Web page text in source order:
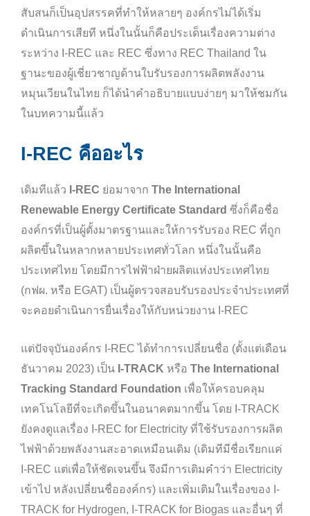
สับสนก็เป็นอุปสรรคที่ทำให้หลายๆ องค์กรไม่ได้เริ่ม
ดำเนินการเสียที หนึ่งในนั้นก็คือประเด็นเรื่องความต่าง
ระหว่าง I-REC และ REC ซึ่งทาง REC Thailand ใน
ฐานะของผู้เชี่ยวชาญด้านใบรับรองการผลิตพลังงาน
หมุนเวียนในไทย ก็ได้นำคำอธิบายแบบง่ายๆ มาให้ชมกัน
ในบทความนี้แล้ว
I-REC คืออะไร
เดิมทีแล้ว I-REC ย่อมาจาก The International
Renewable Energy Certificate Standard ซึ่งก็คือชื่อ
องค์กรที่เป็นผู้ตั้งมาตรฐานและให้การรับรอง REC ที่ถูก
ผลิตขึ้นในหลากหลายประเทศทั่วโลก หนึ่งในนั้นคือ
ประเทศไทย โดยมีการไฟฟ้าฝ่ายผลิตแห่งประเทศไทย
(กฟผ. หรือ EGAT) เป็นผู้ตรวจสอบรับรองประจำประเทศที่
จะคอยดำเนินการยื่นเรื่องให้กับหน่วยงาน I-REC
แต่ปัจจุบันองค์กร I-REC ได้ทำการเปลี่ยนชื่อ (ตั้งแต่เดือน
ธันวาคม 2023) เป็น I-TRACK หรือ The International
Tracking Standard Foundation เพื่อให้ครอบคลุม
เทคโนโลยีที่จะเกิดขึ้นในอนาคตมากขึ้น โดย I-TRACK
ยังคงดูแลเรื่อง I-REC for Electricity ที่ใช้รับรองการผลิต
ไฟฟ้าด้วยพลังงานสะอาดเหมือนเดิม (เดิมทีมีชื่อเรียกแค่
I-REC แต่เพื่อให้ชัดเจนขึ้น จึงมีการเติมคำว่า Electricity
เข้าไป หลังเปลี่ยนชื่อองค์กร) และเพิ่มเติมในเรื่องของ I-
TRACK for Hydrogen, I-TRACK for Biogas และอื่นๆ ที่